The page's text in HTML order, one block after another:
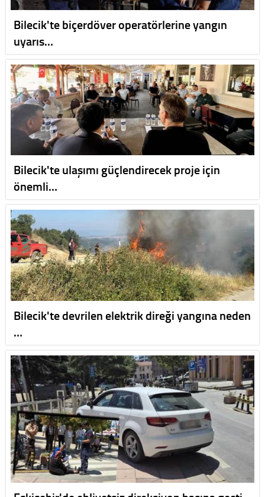
Bilecik'te biçerdöver operatörlerine yangın
uyarıs…
Bilecik'te ulaşımı güçlendirecek proje için
önemli…
Bilecik'te devrilen elektrik direği yangına neden
…